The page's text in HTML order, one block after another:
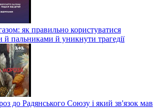
як правильно користуватися
й пальниками й уникнути трагедії
до Радянського Союзу і який зв'язок мав